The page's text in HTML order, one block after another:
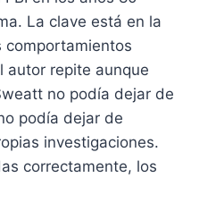
La clave está en la
comportamientos
autor repite aunque
no podía dejar de
podía dejar de
investigaciones.
correctamente, los